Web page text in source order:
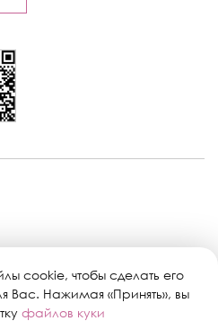
данных
cookie
cookie, чтобы сделать его
Вас. Нажимая «Принять», вы
файлов куки